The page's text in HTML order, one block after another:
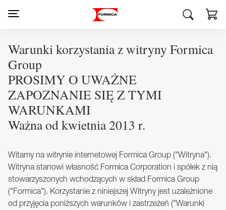
Warunki korzystania z witryny Formica
Group
PROSIMY O UWAŻNE
ZAPOZNANIE SIĘ Z TYMI
WARUNKAMI
Ważna od kwietnia 2013 r.
Witamy na witrynie internetowej Formica Group ("Witryna").
Witryna stanowi własność Formica Corporation i spółek z nią
stowarzyszonych wchodzących w skład Formica Group
("Formica"). Korzystanie z niniejszej Witryny jest uzależnione
od przyjęcia poniższych warunków i zastrzeżeń ("Warunki